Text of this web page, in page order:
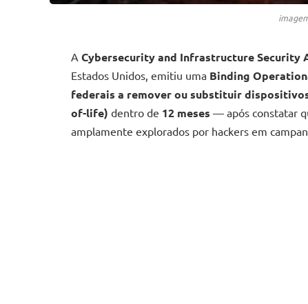
A Cybersecurity and Infrastructure Security
Estados Unidos, emitiu uma Binding
federais a remover ou substituir
of-life) dentro de 12 meses — após constatar
amplamente explorados por hackers em